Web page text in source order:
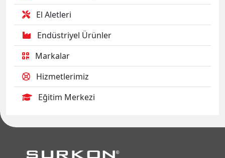
El Aletleri
Endüstriyel Ürünler
Markalar
Hizmetlerimiz
Eğitim Merkezi